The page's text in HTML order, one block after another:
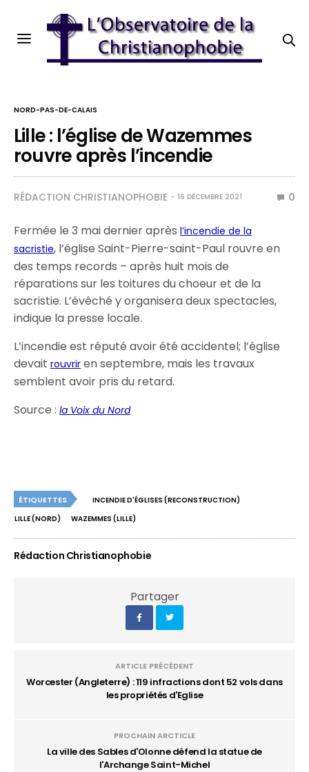
NORD-PAS-DE-CALAIS
Lille : l’église de Wazemmes
rouvre après l’incendie
RÉDACTION CHRISTIANOPHOBIE 16 DÉCEMBRE 2021 0
Fermée le 3 mai dernier aprèsl’incendie de la
sacristie, l’église Saint-Pierre-saint-Paul rouvre en
des temps records – après huit mois de
réparations sur les toitures du choeur et de la
sacristie. L’évêché y organisera deux spectacles,
indique la presse locale.
L’incendie est réputé avoir été accidentel; l’église
devaitrouvrir en septembre, mais les travaux
semblent avoir pris du retard.
Source :la Voix du Nord
ÉTIQUETTES
INCENDIE D'ÉGLISES (RECONSTRUCTION)
LILLE (NORD)
WAZEMMES (LILLE)
Rédaction Christianophobie
Partager
ARTICLE PRÉCÉDENT
Worcester (Angleterre) : 119 infractions dont 52 vols dans
les propriétés d'Eglise
PROCHAIN ARCTICLE
La ville des Sables d'Olonne défend la statue de
l'Archange Saint-Michel